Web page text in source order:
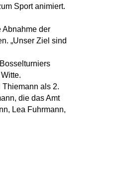
Sport animiert.
Abnahme der
„Unser Ziel sind
als 2.
die das Amt
Lea Fuhrmann,